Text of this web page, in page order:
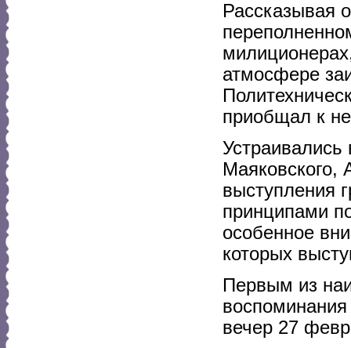
Рассказывая
атмосфере
приобщал к
выступления
принципами
особенное
которых
Первым из
вечер 27